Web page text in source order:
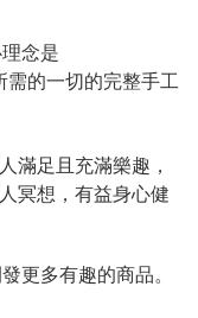
念是
的一切的完整手工
滿足且充滿樂趣，
冥想，有益身心健
更多有趣的商品。